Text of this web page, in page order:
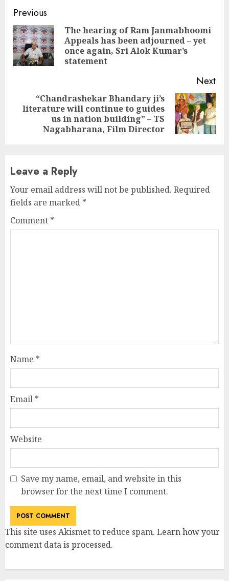
Continue
Reading
Previous
The hearing of Ram Janmabhoomi
Appeals has been adjourned – yet
once again, Sri Alok Kumar’s
statement
Next
Next
“Chandrashekar Bhandary ji’s
literature will continue to guides
us in nation building” – TS
Nagabharana, Film Director
Leave a Reply
Your email address will not be published. Required
fields are marked *
Comment *
Name *
Email *
Website
Save my name, email, and website in this
browser for the next time I comment.
This site uses Akismet to reduce spam. Learn how your
comment data is processed.